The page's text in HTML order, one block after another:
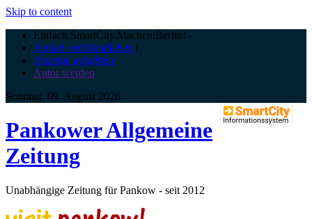
Skip to content
Einfach.SmartCity.Machen:Berlin! -
Artikel veröffentlichen |
Anzeige aufgeben |
Autor werden
Sonntag, 09. August 2026
Pankower Allgemeine
Zeitung
Unabhängige Zeitung für Pankow - seit 2012